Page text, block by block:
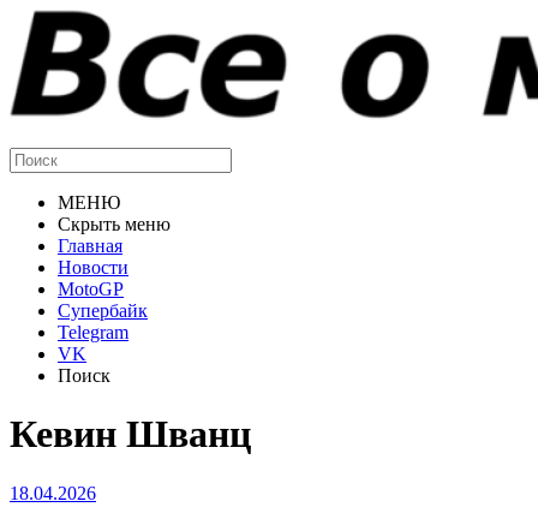
МЕНЮ
Скрыть меню
Главная
Новости
MotoGP
Супербайк
Telegram
VK
Поиск
Кевин Шванц
18.04.2026